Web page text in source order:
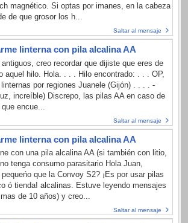
magnético. Si optas por imanes, en la cabeza
de que grosor los h...
Saltar al mensaje
linterna con pila alcalina AA
creo recordar que dijiste que eres de
aquel hilo. Hola. . . . Hilo encontrado: . . . OP,
por regiones Juanele (Gijón) . . . . -
increíble) Discrepo, las pilas AA en caso de
encue...
Saltar al mensaje
linterna con pila alcalina AA
con una pila alcalina AA (si también con litio,
tenga consumo parasitario Hola Juan,
que la Convoy S2? ¡Es por usar pilas
ó tienda! alcalinas. Estuve leyendo mensajes
de 10 años) y creo...
Saltar al mensaje